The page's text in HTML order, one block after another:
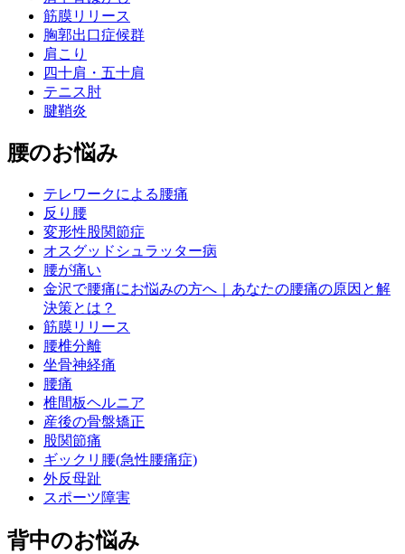
筋膜リリース
胸郭出口症候群
肩こり
四十肩・五十肩
テニス肘
腱鞘炎
腰のお悩み
テレワークによる腰痛
反り腰
変形性股関節症
オスグッドシュラッター病
腰が痛い
金沢で腰痛にお悩みの方へ｜あなたの腰痛の原因と解
決策とは？
筋膜リリース
腰椎分離
坐骨神経痛
腰痛
椎間板ヘルニア
産後の骨盤矯正
股関節痛
ギックリ腰(急性腰痛症)
外反母趾
スポーツ障害
背中のお悩み